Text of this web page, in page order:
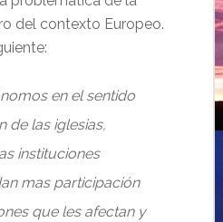
del contexto Europeo.
en el sentido
de las iglesias,
instituciones
mas participación
que les afectan y